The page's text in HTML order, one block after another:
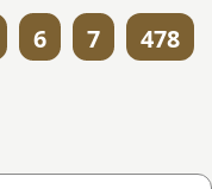
6 7
478